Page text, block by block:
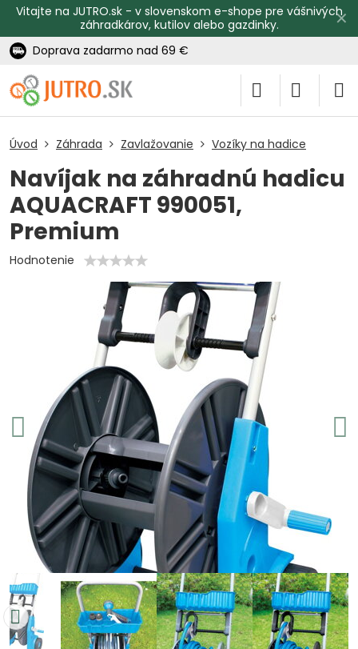
✕
Vitajte na JUTRO.sk - v slovenskom e-shope pre vášnivých
záhradkárov, kutilov alebo gazdinky.
Doprava zadarmo nad 69 €
Úvod Záhrada Zavlažovanie Vozíky na hadice
Navíjak na záhradnú hadicu
AQUACRAFT 990051,
Premium
Hodnotenie